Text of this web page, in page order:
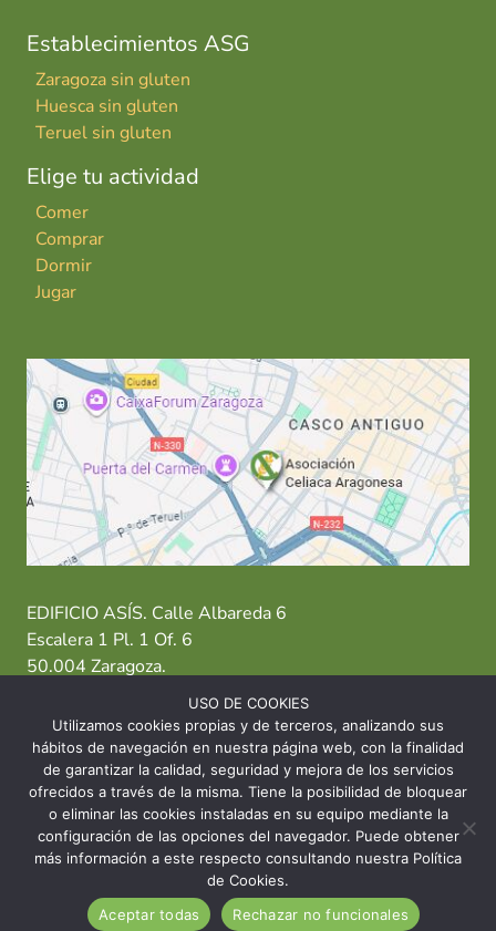
Establecimientos ASG
Zaragoza sin gluten
Huesca sin gluten
Teruel sin gluten
Elige tu actividad
Comer
Comprar
Dormir
Jugar
EDIFICIO ASÍS. Calle Albareda 6
Escalera 1 Pl. 1 Of. 6
50.004 Zaragoza.
T: 976 484 949 M: 635 638 563
Sede Zaragoza·Sede Huesca· Sede Teruel
© 2026 Asociación Celíaca Aragonesa
INICIO CONTACTO AVISO LEGAL
USO DE COOKIES
Utilizamos cookies propias y de terceros, analizando sus
hábitos de navegación en nuestra página web, con la finalidad
de garantizar la calidad, seguridad y mejora de los servicios
ofrecidos a través de la misma. Tiene la posibilidad de bloquear
o eliminar las cookies instaladas en su equipo mediante la
configuración de las opciones del navegador. Puede obtener
más información a este respecto consultando nuestra Política
de Cookies.
Aceptar todas
Rechazar no funcionales